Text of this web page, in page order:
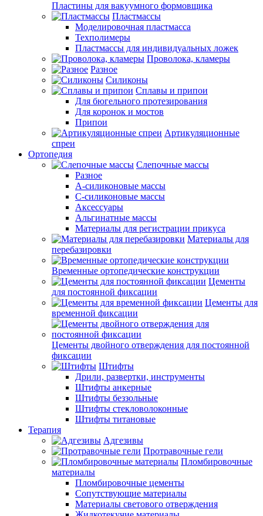
Пластины для вакуумного формовщика
Пластмассы
Моделировочная пластмасса
Техполимеры
Пластмассы для индивидуальных ложек
Проволока, кламеры
Разное
Силиконы
Сплавы и припои
Для бюгельного протезирования
Для коронок и мостов
Припои
Артикуляционные
спреи
Ортопедия
Слепочные массы
Разное
А-силиконовые массы
С-силиконовые массы
Аксессуары
Альгинатные массы
Материалы для регистрации прикуса
Материалы для
перебазировки
Временные ортопедические конструкции
Цементы
для постоянной фиксации
Цементы для
временной фиксации
Цементы двойного отверждения для постоянной
фиксации
Штифты
Дрили, развертки, инструменты
Штифты анкерные
Штифты беззольные
Штифты стекловолоконные
Штифты титановые
Терапия
Адгезивы
Протравочные гели
Пломбировочные
материалы
Пломбировочные цементы
Сопутствующие материалы
Материалы светового отверждения